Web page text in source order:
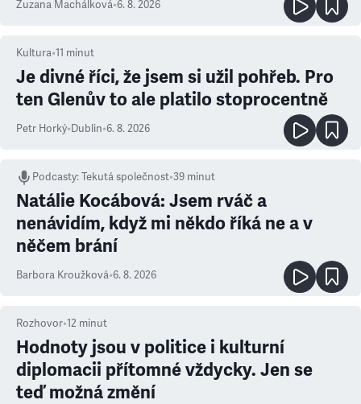
Zuzana Machálková•6. 8. 2026
Kultura•11 minut
Je divné říci, že jsem si užil pohřeb. Pro
ten Glenův to ale platilo stoprocentně
Petr Horký•Dublin•6. 8. 2026
Podcasty:Tekutá společnost•39 minut
Natálie Kocábová: Jsem rváč a
nenávidím, když mi někdo říká ne a v
něčem brání
Barbora Kroužková•6. 8. 2026
Rozhovor•12 minut
Hodnoty jsou v politice i kulturní
diplomacii přítomné vždycky. Jen se
teď možná změní